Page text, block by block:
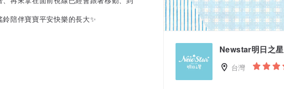
Newstar明日之星
台灣
陪伴寶寶平安快樂的長大✨